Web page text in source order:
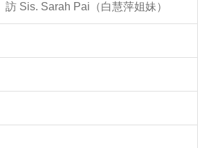
Sis. Sarah Pai（白慧萍姐妹）